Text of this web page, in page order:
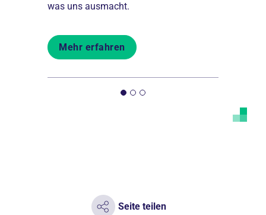
was uns ausmacht.
Mehr erfahren
Seite teilen